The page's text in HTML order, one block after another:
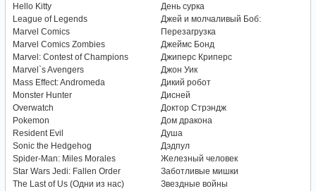
Hello Kitty
League of Legends
Marvel Comics
Marvel Comics Zombies
Marvel: Contest of Champions
Marvel`s Avengers
Mass Effect: Andromeda
Monster Hunter
Overwatch
Pokemon
Resident Evil
Sonic the Hedgehog
Spider-Man: Miles Morales
Star Wars Jedi: Fallen Order
The Last of Us (Одни из нас)
День сурка
Джей и молчаливый Боб:
Перезагрузка
Джеймс Бонд
Джиперс Криперс
Джон Уик
Дикий робот
Дисней
Доктор Стрэндж
Дом дракона
Душа
Дэдпул
Железный человек
Заботливые мишки
Звездные войны